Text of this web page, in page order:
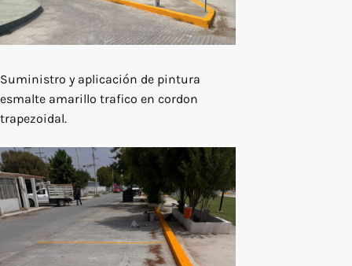
Suministro y aplicación de pintura
esmalte amarillo trafico en cordon
trapezoidal.